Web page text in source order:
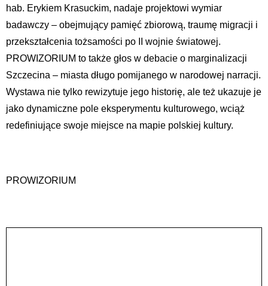
hab. Erykiem Krasuckim, nadaje projektowi wymiar
badawczy – obejmujący pamięć zbiorową, traumę migracji i
przekształcenia tożsamości po II wojnie światowej.
PROWIZORIUM to także głos w debacie o marginalizacji
Szczecina – miasta długo pomijanego w narodowej narracji.
Wystawa nie tylko rewizytuje jego historię, ale też ukazuje je
jako dynamiczne pole eksperymentu kulturowego, wciąż
redefiniujące swoje miejsce na mapie polskiej kultury.
PROWIZORIUM